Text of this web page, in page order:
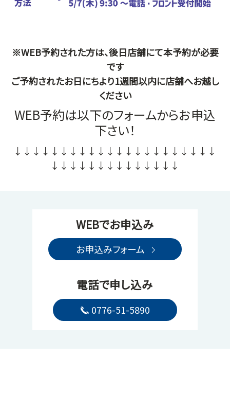
※WEB予約された方は、後日店舗にて本予約が必要
です
ご予約されたお日にちより1週間以内に店舗へお越し
ください
WEB予約は以下のフォームからお申込
下さい！
↓↓↓↓↓↓↓↓↓↓↓↓↓↓↓↓↓↓↓↓↓↓
↓↓↓↓↓↓↓↓↓↓↓↓↓↓
WEBでお申込み
お申込みフォーム
電話で申し込み
0776-51-5890